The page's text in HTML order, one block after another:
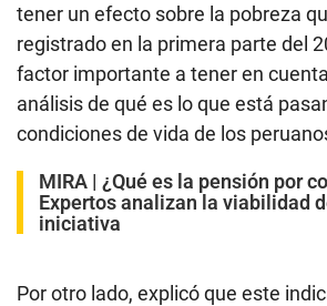
tener un efecto sobre la pobreza
registrado en la primera parte del
factor importante a tener en
análisis de qué es lo que está
condiciones de vida de los
MIRA | ¿Qué es la pensión por
Expertos analizan la viabilidad
iniciativa
Por otro lado, explicó que este